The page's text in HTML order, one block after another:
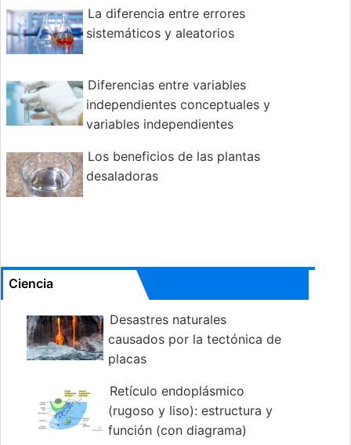
La diferencia entre errores
sistemáticos y aleatorios
Diferencias entre variables
independientes conceptuales y
variables independientes
Los beneficios de las plantas
desaladoras
Ciencia
Desastres naturales
causados por la tectónica de
placas
Retículo endoplásmico
(rugoso y liso): estructura y
función (con diagrama)